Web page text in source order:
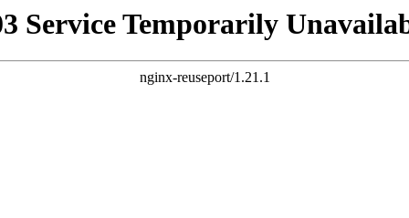
Service Temporarily
nginx-reuseport/1.21.1